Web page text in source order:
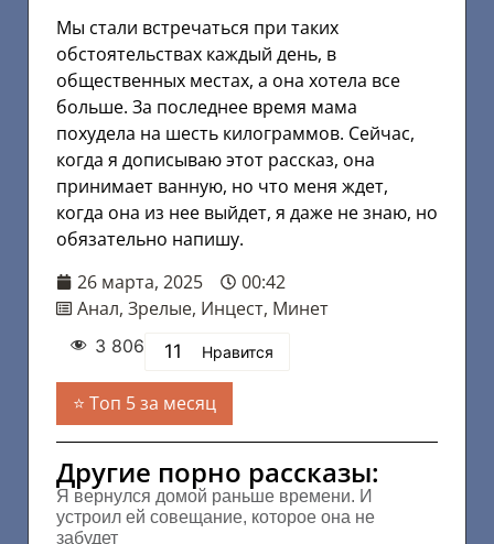
Мы стали встречаться при таких
обстоятельствах каждый день, в
общественных местах, а она хотела все
больше. За последнее время мама
похудела на шесть килограммов. Сейчас,
когда я дописываю этот рассказ, она
принимает ванную, но что меня ждет,
когда она из нее выйдет, я даже не знаю, но
обязательно напишу.
26 марта, 2025
00:42
Анал, Зрелые, Инцест, Минет
3 806 11 Нравится
Топ 5 за месяц
Другие порно рассказы:
Я вернулся домой раньше времени. И
устроил ей совещание, которое она не
забудет